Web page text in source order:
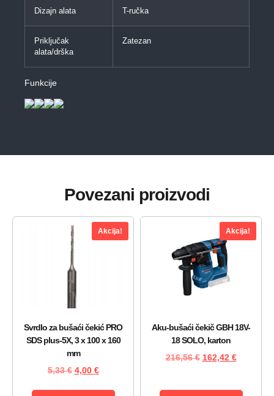
Dizajn alata T-ručka
Priključak
alata/drška
Zatezan
Funkcije
Povezani proizvodi
Akcija!
Svrdlo za bušaći čekić PRO
SDS plus-5X, 3 x 100 x 160
mm
5,33€ 4,00 €
Akcija!
Aku-bušaći čekič GBH 18V-
18 SOLO, karton
216,56€ 162,42 €